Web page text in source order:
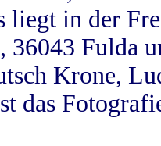
liegt in der
36043 Fulda
Krone,
das